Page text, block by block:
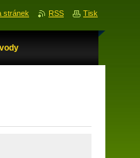
stránek RSS Tisk